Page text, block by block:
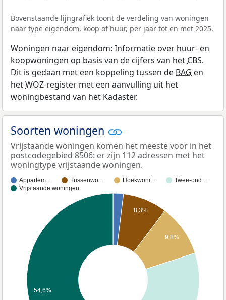
Bovenstaande lijngrafiek toont de verdeling van woningen
naar type eigendom, koop of huur, per jaar tot en met 2025.
Woningen naar eigendom: Informatie over huur- en
koopwoningen op basis van de cijfers van het CBS.
Dit is gedaan met een koppeling tussen de BAG en
hetWOZ-register met een aanvulling uit het
woningbestand van het Kadaster.
Soorten woningen
Vrijstaande woningen komen het meeste voor in het
postcodegebied 8506: er zijn 112 adressen met het
woningtype vrijstaande woningen.
Appartem… Tussenwo… Hoekwoni…
Twee-ond…
Vrijstaande woningen
8,3%
9,8%
54,6%